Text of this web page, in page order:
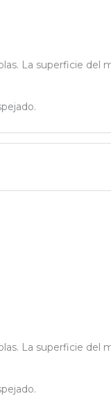
La superficie del
La superficie del